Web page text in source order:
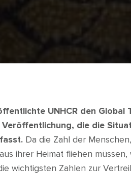
UNHCR den Global
Veröffentlichung, die die
Da die Zahl der
ihrer Heimat fliehen
wichtigsten Zahlen zur